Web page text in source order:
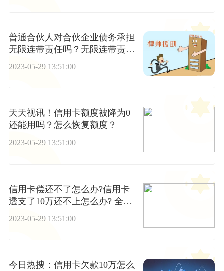
普通合伙人对合伙企业债务承担
无限连带责任吗？无限连带责任
2023-05-29 13:51:00
天天视讯！信用卡额度被降为0
还能用吗？怎么恢复额度？
2023-05-29 13:51:00
信用卡偿还不了怎么办?信用卡
透支了10万还不上怎么办? 全球
2023-05-29 13:51:00
今日热搜：信用卡欠款10万怎么